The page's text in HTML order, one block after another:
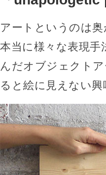
アートというのは
本当に様々な表現
んだオブジェクト
ると絵に見えない